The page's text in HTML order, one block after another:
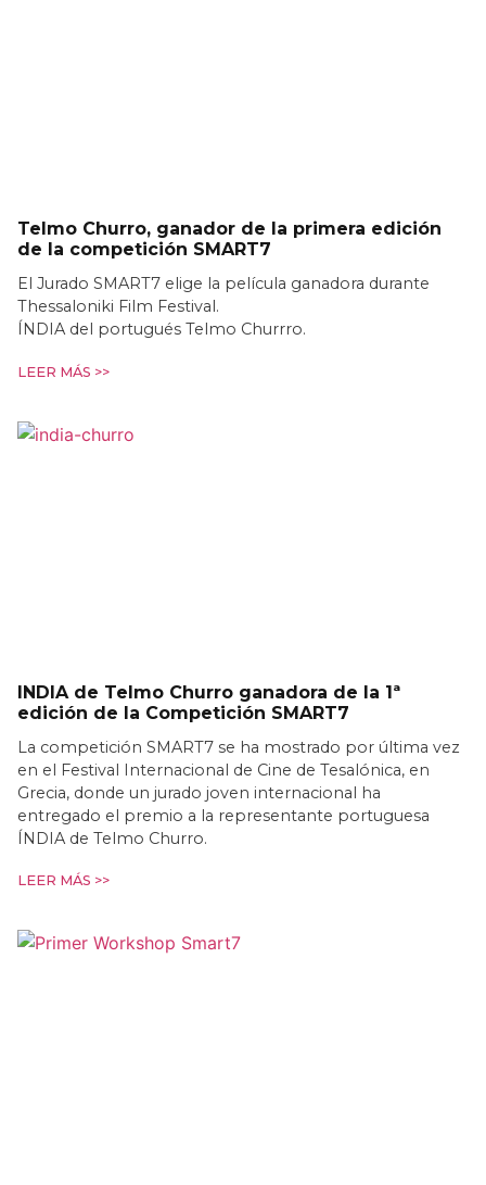
Telmo Churro, ganador de la primera edición
de la competición SMART7
El Jurado SMART7 elige la película ganadora durante
Thessaloniki Film Festival.
ÍNDIA del portugués Telmo Churrro.
LEER MÁS >>
INDIA de Telmo Churro ganadora de la 1ª
edición de la Competición SMART7
La competición SMART7 se ha mostrado por última vez
en el Festival Internacional de Cine de Tesalónica, en
Grecia, donde un jurado joven internacional ha
entregado el premio a la representante portuguesa
ÍNDIA de Telmo Churro.
LEER MÁS >>